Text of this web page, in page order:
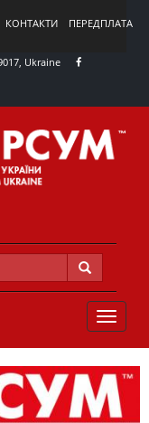
КОНТАКТИ ПЕРЕДПЛАТА
Ukraine
TOGGLE